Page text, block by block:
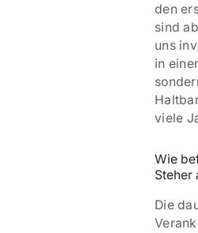
den
sind
uns
in
viele
Wie
Steher
Die